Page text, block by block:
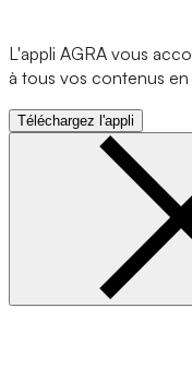
L'appli AGRA vous
à tous vos contenus
Téléchargez l'appli